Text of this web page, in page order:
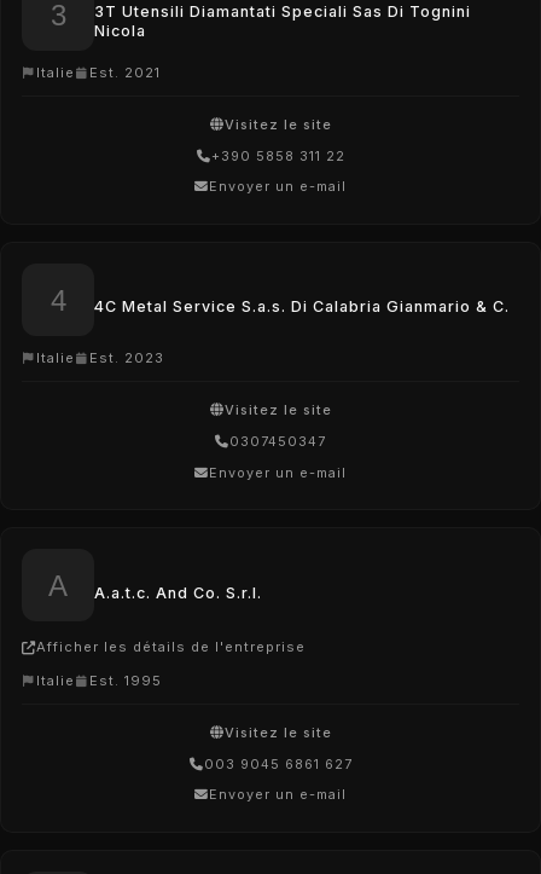
3T Utensili Diamantati Speciali Sas Di Tognini
Nicola
Italie Est. 2021
Visitez le site
+390 5858 311 22
Envoyer un e-mail
4C Metal Service S.a.s. Di Calabria Gianmario & C.
Italie Est. 2023
Visitez le site
0307450347
Envoyer un e-mail
A.a.t.c. And Co. S.r.l.
Afficher les détails de l'entreprise
Italie
Est. 1995
Visitez le site
003 9045 6861 627
Envoyer un e-mail